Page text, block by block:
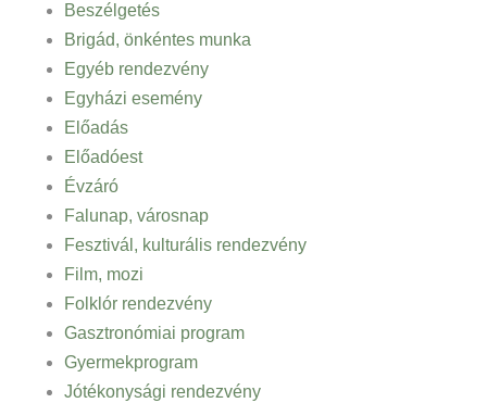
Beszélgetés
Brigád, önkéntes munka
Egyéb rendezvény
Egyházi esemény
Előadás
Előadóest
Évzáró
Falunap, városnap
Fesztivál, kulturális rendezvény
Film, mozi
Folklór rendezvény
Gasztronómiai program
Gyermekprogram
Jótékonysági rendezvény